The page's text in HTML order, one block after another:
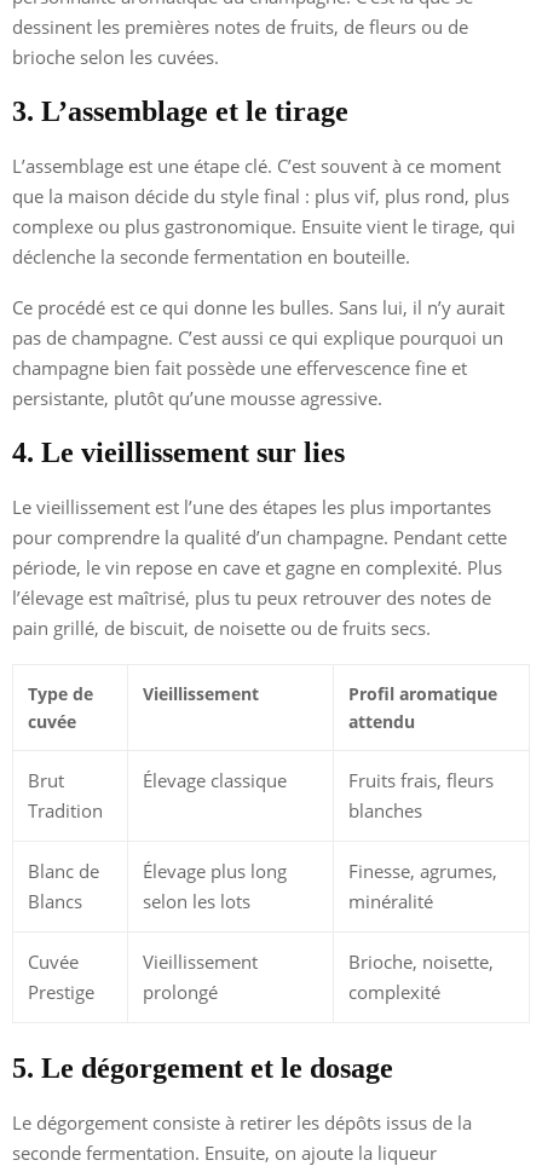
dessinent les premières notes de fruits, de fleurs ou de
brioche selon les cuvées.
3. L’assemblage et le tirage
L’assemblage est une étape clé. C’est souvent à ce moment
que la maison décide du style final : plus vif, plus rond, plus
complexe ou plus gastronomique. Ensuite vient le tirage, qui
déclenche la seconde fermentation en bouteille.
Ce procédé est ce qui donne les bulles. Sans lui, il n’y aurait
pas de champagne. C’est aussi ce qui explique pourquoi un
champagne bien fait possède une effervescence fine et
persistante, plutôt qu’une mousse agressive.
4. Le vieillissement sur lies
Le vieillissement est l’une des étapes les plus importantes
pour comprendre la qualité d’un champagne. Pendant cette
période, le vin repose en cave et gagne en complexité. Plus
l’élevage est maîtrisé, plus tu peux retrouver des notes de
pain grillé, de biscuit, de noisette ou de fruits secs.
Type de
cuvée
Vieillissement
Profil aromatique
attendu
Brut
Tradition
Élevage classique
Fruits frais, fleurs
blanches
Blanc de
Blancs
Élevage plus long
selon les lots
Finesse, agrumes,
minéralité
Cuvée
Prestige
Vieillissement
prolongé
Brioche, noisette,
complexité
5. Le dégorgement et le dosage
Le dégorgement consiste à retirer les dépôts issus de la
seconde fermentation. Ensuite, on ajoute la liqueur